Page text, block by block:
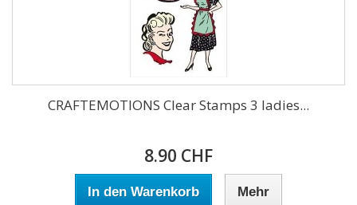
CRAFTEMOTIONS Clear Stamps 3 ladies...
8.90 CHF
In den Warenkorb Mehr